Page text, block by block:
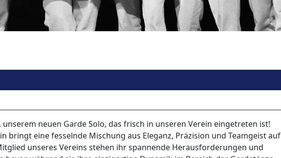
neuen Garde Solo, das frisch in unseren Verein eingetreten ist!
bringt eine fesselnde Mischung aus Eleganz, Präzision und Teamgeist auf
unseres Vereins stehen ihr spannende Herausforderungen und